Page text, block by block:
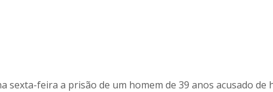
sexta-feira a prisão de um homem de 39 anos acusado